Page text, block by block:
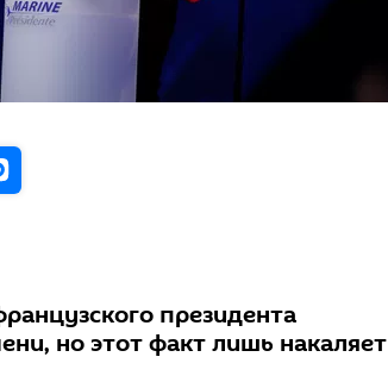
президента
но этот факт лишь накаляет